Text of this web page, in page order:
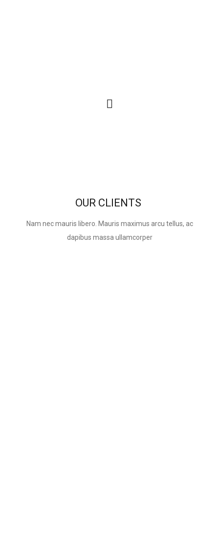
OUR CLIENTS
Nam nec mauris libero. Mauris maximus arcu tellus, ac
dapibus massa ullamcorper